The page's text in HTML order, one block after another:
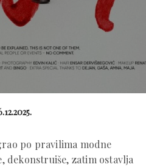
po pravilima modne
dekonstruiše, zatim ostavlja